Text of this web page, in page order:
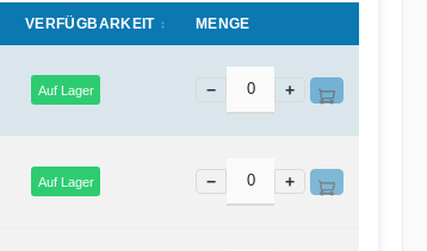
VERFÜGBARKEIT MENGE
Auf Lager − +
Auf Lager − +